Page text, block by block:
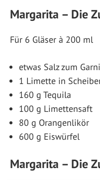
Margarita – Die
Für 6 Gläser à 200 ml
etwas Salz zum
1 Limette in
160 g Tequila
100 g Limettensaft
80 g Orangenlikör
600 g Eiswürfel
Margarita – Die